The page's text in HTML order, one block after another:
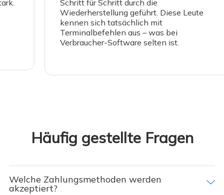
Schritt für Schritt durch die
Wiederherstellung geführt. Diese Leute
kennen sich tatsächlich mit
Terminalbefehlen aus – was bei
Verbraucher-Software selten ist.
Häufig gestellte Fragen
Welche Zahlungsmethoden werden
akzeptiert?